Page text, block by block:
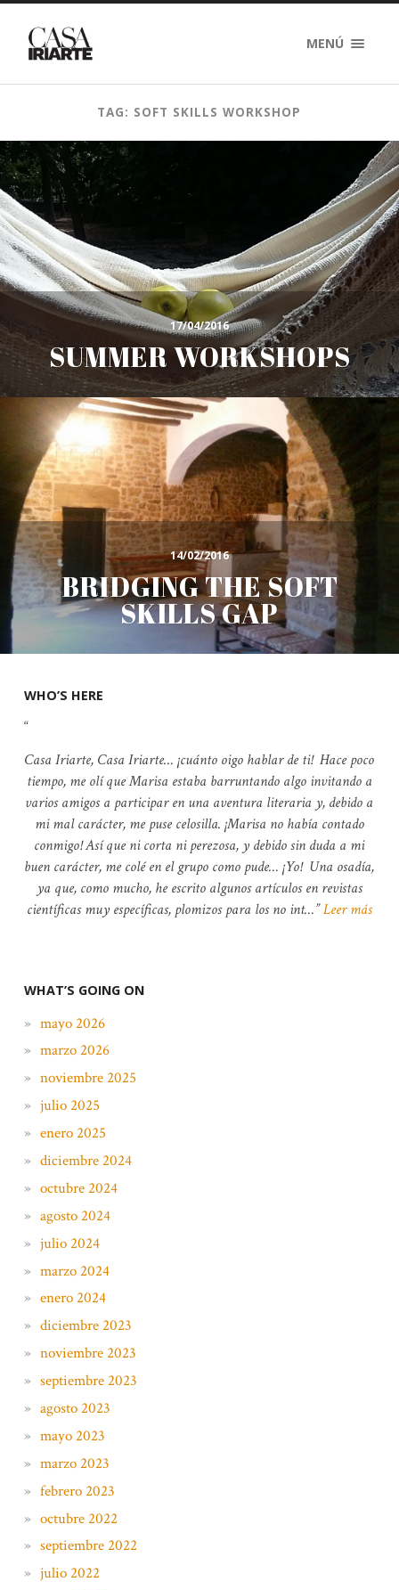
MENÚ
TAG: SOFT SKILLS WORKSHOP
17/04/2016
SUMMER WORKSHOPS
14/02/2016
BRIDGING THE SOFT
SKILLS GAP
WHO’S HERE
Casa Iriarte, Casa Iriarte… ¡cuánto oigo hablar de ti! Hace poco
tiempo, me olí que Marisa estaba barruntando algo invitando a
varios amigos a participar en una aventura literaria y, debido a
mi mal carácter, me puse celosilla. ¡Marisa no había contado
conmigo! Así que ni corta ni perezosa, y debido sin duda a mi
buen carácter, me colé en el grupo como pude… ¡Yo! Una osadía,
ya que, como mucho, he escrito algunos artículos en revistas
científicas muy específicas, plomizos para los no int… Leer más
WHAT’S GOING ON
mayo 2026
marzo 2026
noviembre 2025
julio 2025
enero 2025
diciembre 2024
octubre 2024
agosto 2024
julio 2024
marzo 2024
enero 2024
diciembre 2023
noviembre 2023
septiembre 2023
agosto 2023
mayo 2023
marzo 2023
febrero 2023
octubre 2022
septiembre 2022
julio 2022